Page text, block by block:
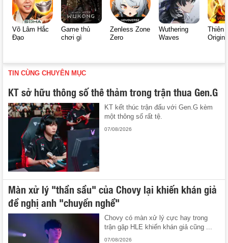
Võ Lâm Hắc
Đạo
Game thủ
chơi gì
Zenless Zone
Zero
Wuthering
Waves
Thiên
Origin
TIN CÙNG CHUYÊN MỤC
KT sở hữu thông số thê thảm trong trận thua Gen.G
KT kết thúc trận đấu với Gen.G kèm
một thông số rất tệ.
07/08/2026
Màn xử lý "thần sầu" của Chovy lại khiến khán giả
đề nghị anh "chuyển nghề"
Chovy có màn xử lý cực hay trong
trận gặp HLE khiến khán giả cũng ...
07/08/2026